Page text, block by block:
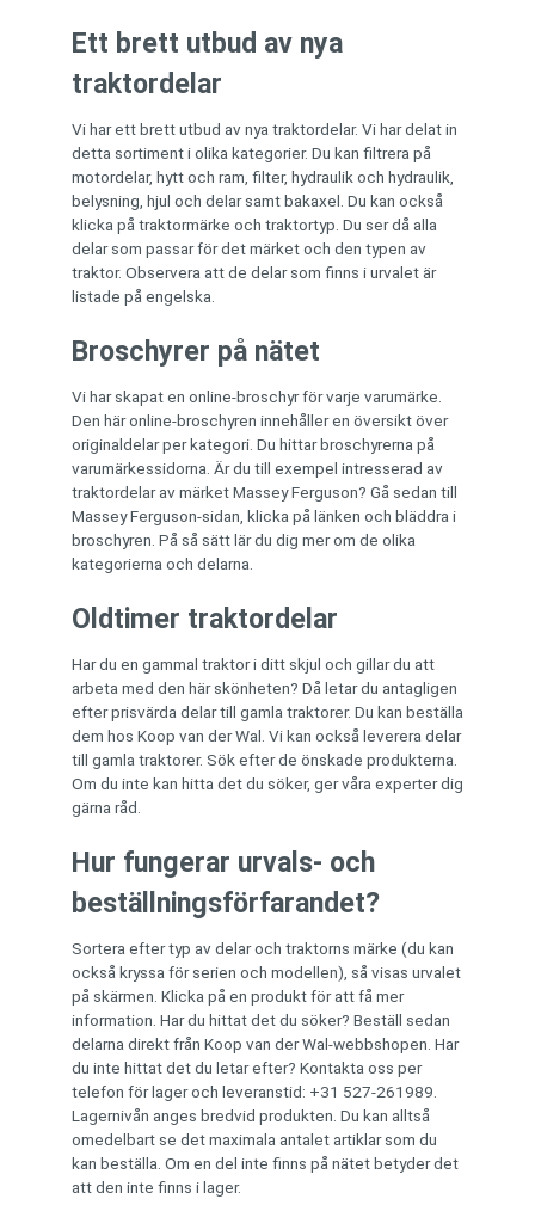
Ett brett utbud av nya
traktordelar
Vi har ett brett utbud av nya traktordelar. Vi har delat in
detta sortiment i olika kategorier. Du kan filtrera på
motordelar, hytt och ram, filter, hydraulik och hydraulik,
belysning, hjul och delar samt bakaxel. Du kan också
klicka på traktormärke och traktortyp. Du ser då alla
delar som passar för det märket och den typen av
traktor. Observera att de delar som finns i urvalet är
listade på engelska.
Broschyrer på nätet
Vi har skapat en online-broschyr för varje varumärke.
Den här online-broschyren innehåller en översikt över
originaldelar per kategori. Du hittar broschyrerna på
varumärkessidorna. Är du till exempel intresserad av
traktordelar av märket Massey Ferguson? Gå sedan till
Massey Ferguson-sidan, klicka på länken och bläddra i
broschyren. På så sätt lär du dig mer om de olika
kategorierna och delarna.
Oldtimer traktordelar
Har du en gammal traktor i ditt skjul och gillar du att
arbeta med den här skönheten? Då letar du antagligen
efter prisvärda delar till gamla traktorer. Du kan beställa
dem hos Koop van der Wal. Vi kan också leverera delar
till gamla traktorer. Sök efter de önskade produkterna.
Om du inte kan hitta det du söker, ger våra experter dig
gärna råd.
Hur fungerar urvals- och
beställningsförfarandet?
Sortera efter typ av delar och traktorns märke (du kan
också kryssa för serien och modellen), så visas urvalet
på skärmen. Klicka på en produkt för att få mer
information. Har du hittat det du söker? Beställ sedan
delarna direkt från Koop van der Wal-webbshopen. Har
du inte hittat det du letar efter? Kontakta oss per
telefon för lager och leveranstid: +31 527-261989.
Lagernivån anges bredvid produkten. Du kan alltså
omedelbart se det maximala antalet artiklar som du
kan beställa. Om en del inte finns på nätet betyder det
att den inte finns i lager.